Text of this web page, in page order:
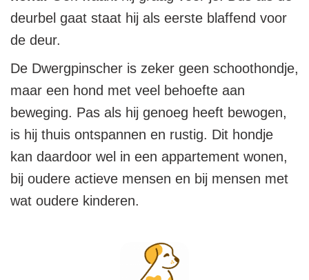
deurbel gaat staat hij als eerste blaffend voor
de deur.
De Dwergpinscher is zeker geen schoothondje,
maar een hond met veel behoefte aan
beweging. Pas als hij genoeg heeft bewogen,
is hij thuis ontspannen en rustig. Dit hondje
kan daardoor wel in een appartement wonen,
bij oudere actieve mensen en bij mensen met
wat oudere kinderen.